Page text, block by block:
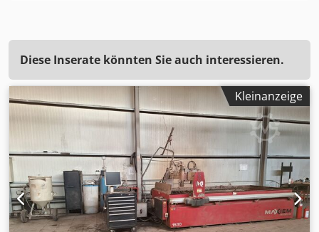
Diese Inserate könnten Sie auch interessieren.
Kleinanzeige